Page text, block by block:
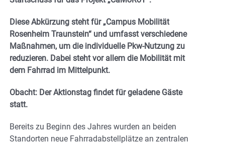
Diese Abkürzung steht für „Campus Mobilität
Rosenheim Traunstein“ und umfasst verschiedene
Maßnahmen, um die individuelle Pkw-Nutzung zu
reduzieren. Dabei steht vor allem die Mobilität mit
dem Fahrrad im Mittelpunkt.
Obacht: Der Aktionstag findet für geladene Gäste
statt.
Bereits zu Beginn des Jahres wurden an beiden
Standorten neue Fahrradabstellplätze an zentralen